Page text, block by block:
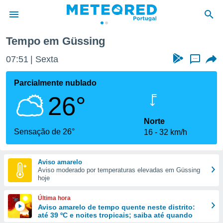
da
foi
fornecidas
a este
das
e
forma
digital
Tempo em Güssing
07:51 Sexta ...
Parcialmente nublado
26°
Sensação de 26°
Norte
16
32 km/h
Aviso amarelo
Aviso moderado por temperaturas elevadas em Güssing
hoje
Última hora
Aviso amarelo de tempo quente neste distrito:
até 39 ºC e noites tropicais; saiba até quando